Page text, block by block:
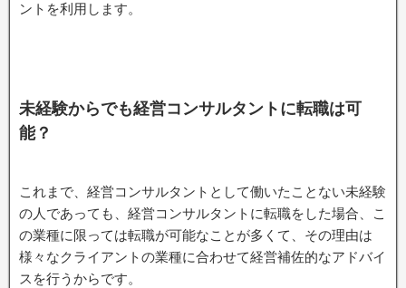
ントを利用します。
未経験からでも経営コンサルタントに転職は可
能？
これまで、経営コンサルタントとして働いたことない未経験
の人であっても、経営コンサルタントに転職をした場合、こ
の業種に限っては転職が可能なことが多くて、その理由は
様々なクライアントの業種に合わせて経営補佐的なアドバイ
スを行うからです。